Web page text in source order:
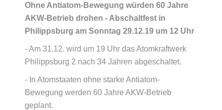
Ohne Antiatom-Bewegung würden 60 Jahre
AKW-Betrieb drohen - Abschaltfest in
Philippsburg am Sonntag 29.12.19 um 12 Uhr
- Am 31.12. wird um 19 Uhr das Atomkraftwerk
Philippsburg 2 nach 34 Jahren abgeschaltet.
- In Atomstaaten ohne starke Antiatom-
Bewegung werden 60 Jahre AKW-Betrieb
geplant.